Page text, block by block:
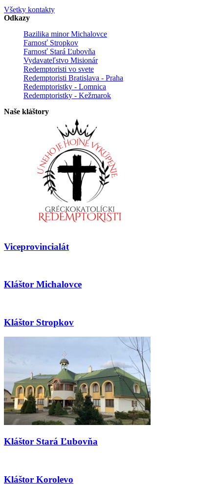
Všetky kontakty
Odkazy
Bazilika minor Michalovce
Farnosť Stropkov
Farnosť Stará Ľubovňa
Vydavateľstvo Misionár
Redemptoristi vo svete
Redemptoristi Bratislava - Praha
Redemptoristky - Lomnica
Redemptoristky - Kežmarok
Naše kláštory
Viceprovincialát
Kláštor Michalovce
Kláštor Stropkov
Kláštor Stará Ľubovňa
Kláštor Korolevo